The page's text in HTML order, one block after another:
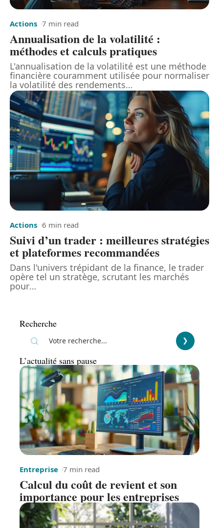
Actions 7 min read
Annualisation de la volatilité :
méthodes et calculs pratiques
L'annualisation de la volatilité est une méthode
financière couramment utilisée pour normaliser
la volatilité des rendements…
Actions 6 min read
Suivi d’un trader : meilleures stratégies
et plateformes recommandées
Dans l'univers trépidant de la finance, le trader
opère tel un stratège, scrutant les marchés
pour…
Recherche
L’actualité sans pause
Entreprise 7 min read
Calcul du coût de revient et son
importance pour les entreprises